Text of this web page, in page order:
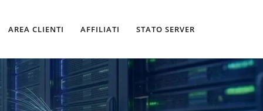
AREA CLIENTI AFFILIATI STATO SERVER